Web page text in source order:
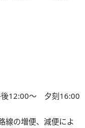
12:00～ 夕刻16:00
線の増便、減便によ